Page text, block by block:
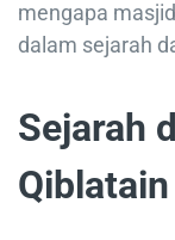
mengapa
dalam sejarah
Sejarah
Qiblatain